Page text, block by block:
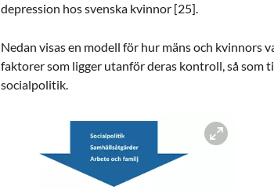
depression hos svenska kvinnor [25].
Nedan visas en modell för hur mäns och kvinnors
faktorer som ligger utanför deras kontroll, så som
socialpolitik.